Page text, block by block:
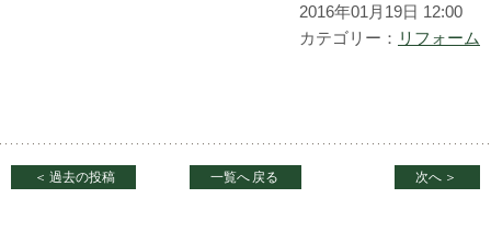
2016年01月19日 12:00
カテゴリー： リフォーム
＜ 過去の投稿 一覧へ 戻る 次へ ＞